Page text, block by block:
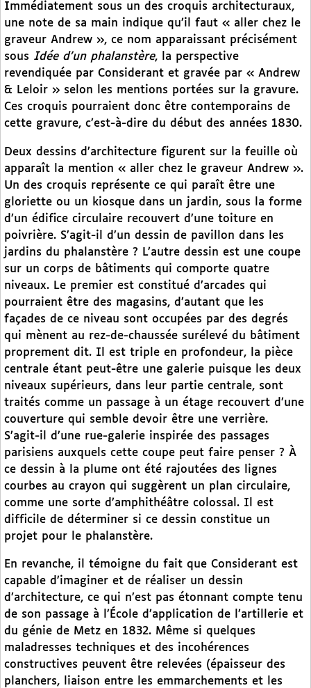
Immédiatement sous un des croquis architecturaux,
une note de sa main indique qu’il faut « aller chez le
graveur Andrew », ce nom apparaissant précisément
sous Idée d’un phalanstère, la perspective
revendiquée par Considerant et gravée par « Andrew
& Leloir » selon les mentions portées sur la gravure.
Ces croquis pourraient donc être contemporains de
cette gravure, c’est-à-dire du début des années 1830.
Deux dessins d’architecture figurent sur la feuille où
apparaît la mention « aller chez le graveur Andrew ».
Un des croquis représente ce qui paraît être une
gloriette ou un kiosque dans un jardin, sous la forme
d’un édifice circulaire recouvert d’une toiture en
poivrière. S’agit-il d’un dessin de pavillon dans les
jardins du phalanstère ? L’autre dessin est une coupe
sur un corps de bâtiments qui comporte quatre
niveaux. Le premier est constitué d’arcades qui
pourraient être des magasins, d’autant que les
façades de ce niveau sont occupées par des degrés
qui mènent au rez-de-chaussée surélevé du bâtiment
proprement dit. Il est triple en profondeur, la pièce
centrale étant peut-être une galerie puisque les deux
niveaux supérieurs, dans leur partie centrale, sont
traités comme un passage à un étage recouvert d’une
couverture qui semble devoir être une verrière.
S’agit-il d’une rue-galerie inspirée des passages
parisiens auxquels cette coupe peut faire penser ? À
ce dessin à la plume ont été rajoutées des lignes
courbes au crayon qui suggèrent un plan circulaire,
comme une sorte d’amphithéâtre colossal. Il est
difficile de déterminer si ce dessin constitue un
projet pour le phalanstère.
En revanche, il témoigne du fait que Considerant est
capable d’imaginer et de réaliser un dessin
d’architecture, ce qui n’est pas étonnant compte tenu
de son passage à l’École d’application de l’artillerie et
du génie de Metz en 1832. Même si quelques
maladresses techniques et des incohérences
constructives peuvent être relevées (épaisseur des
planchers, liaison entre les emmarchements et les